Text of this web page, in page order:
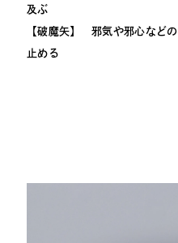
及ぶ
【破魔矢】 邪気や邪心など
止める